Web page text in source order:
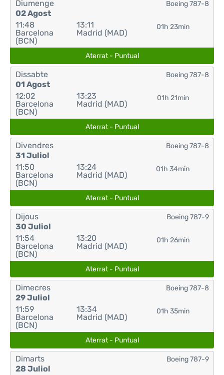
Diumenge
02 Agost
11:48
Barcelona
(BCN)
13:11
Madrid (MAD)
01h 23min
Boeing 787-8
Aterrat - Puntual
Dissabte
01 Agost
12:02
Barcelona
(BCN)
13:23
Madrid (MAD)
01h 21min
Boeing 787-8
Aterrat - Puntual
Divendres
31 Juliol
11:50
Barcelona
(BCN)
13:24
Madrid (MAD)
01h 34min
Boeing 787-8
Aterrat - Puntual
Dijous
30 Juliol
11:54
Barcelona
(BCN)
13:20
Madrid (MAD)
01h 26min
Boeing 787-9
Aterrat - Puntual
Dimecres
29 Juliol
11:59
Barcelona
(BCN)
13:34
Madrid (MAD)
01h 35min
Boeing 787-8
Aterrat - Puntual
Dimarts
28 Juliol
Boeing 787-9